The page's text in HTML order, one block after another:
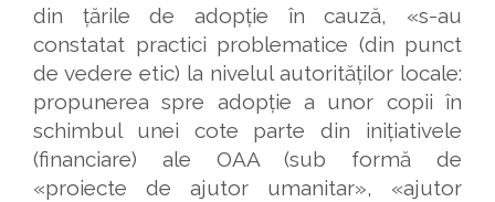
din țările de adopție în cauză, «s-au
constatat practici problematice (din punct
de vedere etic) la nivelul autorităților locale:
propunerea spre adopție a unor copii în
schimbul unei cote parte din inițiativele
(financiare) ale OAA (sub formă de
«proiecte de ajutor umanitar», «ajutor